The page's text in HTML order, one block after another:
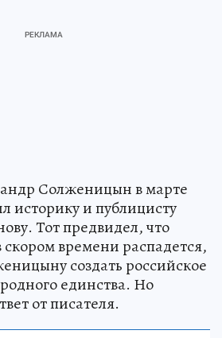
Солженицын в марте
историку и публицисту
Тот предвидел, что
времени распадется,
создать российское
единства. Но
от писателя.